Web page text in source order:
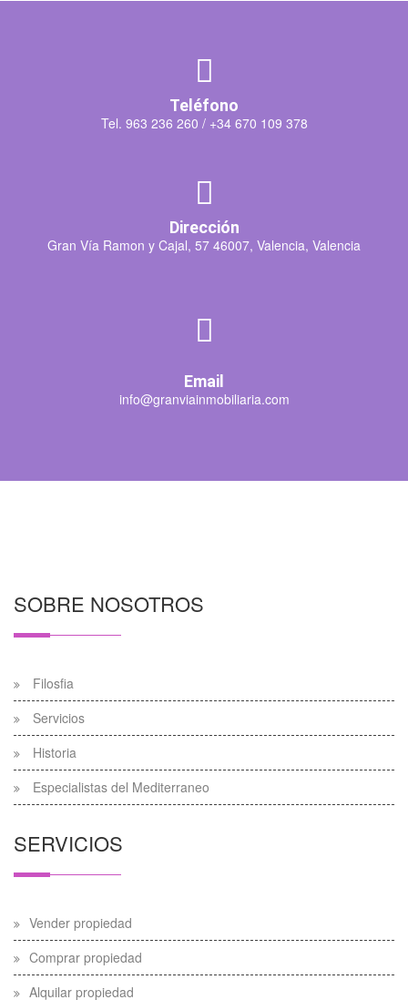
Teléfono
Tel. 963 236 260 /+34 670 109 378
Dirección
Gran Vía Ramon y Cajal, 57 46007, Valencia, Valencia
Email
info@granviainmobiliaria.com
SOBRE NOSOTROS
Filosfia
Servicios
Historia
Especialistas del Mediterraneo
SERVICIOS
Vender propiedad
Comprar propiedad
Alquilar propiedad